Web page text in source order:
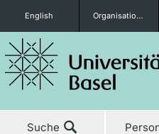
English Organisationseinheiten
Suche